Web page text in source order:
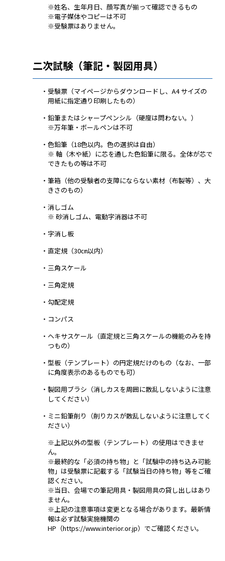
※姓名、生年月日、顔写真が揃って確認できるもの
※電子媒体やコピーは不可
※受験票はありません。
二次試験（筆記・製図用具）
・受験票（マイページからダウンロードし、A4 サイズの
用紙に指定通り印刷したもの）
・鉛筆またはシャープペンシル（硬度は問わない。）
※万年筆・ボールペンは不可
・色鉛筆（18色以内。色の選択は自由）
※ 軸（木や紙）に芯を通した色鉛筆に限る。全体が芯で
できたもの等は不可
・筆箱（他の受験者の支障にならない素材（布製等）、大
きさのもの）
・消しゴム
※ 砂消しゴム、電動字消器は不可
・字消し板
・直定規（30㎝以内）
・三角スケール
・三角定規
・勾配定規
・コンパス
・ヘキサスケール（直定規と三角スケールの機能のみを持
つもの）
・型板（テンプレート）の円定規だけのもの（なお、一部
に角度表示のあるものでも可）
・製図用ブラシ（消しカスを周囲に散乱しないように注意
してください）
・ミニ鉛筆削り（削りカスが散乱しないように注意してく
ださい）
※上記以外の型板（テンプレート）の使用はできませ
ん。
※最終的な「必須の持ち物」と「試験中の持ち込み可能
物」は受験票に記載する「試験当日の持ち物」等をご確
認ください。
※当日、会場での筆記用具・製図用具の貸し出しはあり
ません。
※上記の注意事項は変更となる場合があります。最新情
報は必ず試験実施機関の
HP（https://www.interior.or.jp）でご確認ください。